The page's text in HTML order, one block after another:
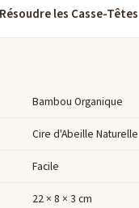
les Casse-Têtes
Bambou Organique
Cire d'Abeille Naturelle
Facile
22 × 8 × 3 cm